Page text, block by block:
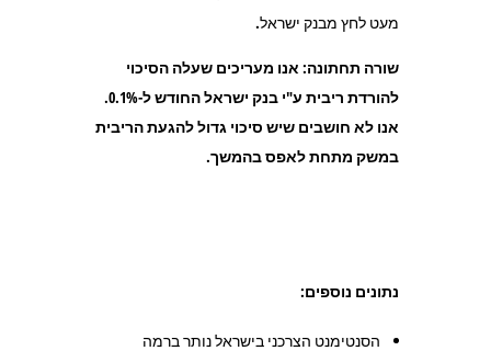
מעט לחץ מבנק ישראל.
שורה תחתונה: אנו מעריכים שעלה הסיכוי
להורדת ריבית ע"י בנק ישראל החודש ל-0.1%.
אנו לא חושבים שיש סיכוי גדול להגעת הריבית
במשק מתחת לאפס בהמשך.
נתונים נוספים:
הסנטימנט הצרכני בישראל נותר ברמה